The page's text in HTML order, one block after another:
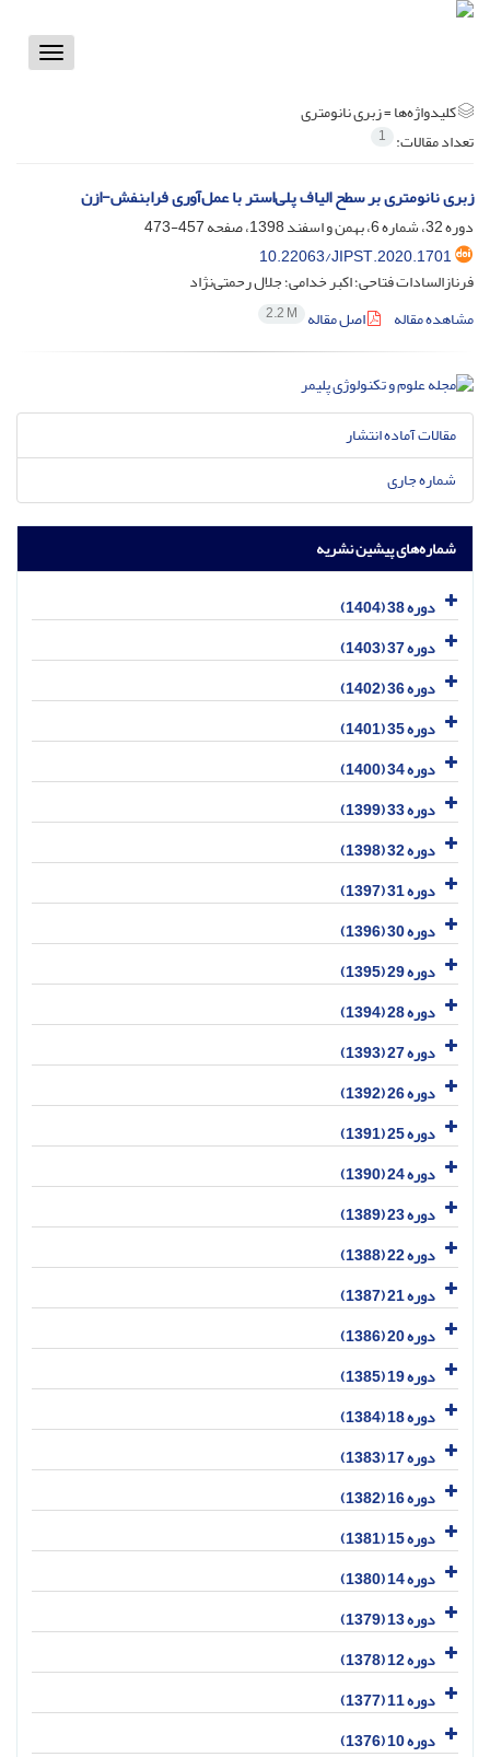
Toggle
کلیدواژه‌ها =زبری نانومتری
تعداد مقالات: 1
زبری نانومتری بر سطح الیاف پلی‌استر با عمل‌آوری فرابنفش-ازن
دوره 32، شماره 6، بهمن و اسفند 1398، صفحه
457-473
10.22063/JIPST.2020.1701
فرنازالسادات فتاحی؛ اکبر خدامی؛ جلال رحمتی‌نژاد
مشاهده مقاله
اصل مقاله 2.2 M
مقالات آماده انتشار
شماره جاری
شماره‌های پیشین نشریه
دوره 38 (1404)
دوره 37 (1403)
دوره 36 (1402)
دوره 35 (1401)
دوره 34 (1400)
دوره 33 (1399)
دوره 32 (1398)
دوره 31 (1397)
دوره 30 (1396)
دوره 29 (1395)
دوره 28 (1394)
دوره 27 (1393)
دوره 26 (1392)
دوره 25 (1391)
دوره 24 (1390)
دوره 23 (1389)
دوره 22 (1388)
دوره 21 (1387)
دوره 20 (1386)
دوره 19 (1385)
دوره 18 (1384)
دوره 17 (1383)
دوره 16 (1382)
دوره 15 (1381)
دوره 14 (1380)
دوره 13 (1379)
دوره 12 (1378)
دوره 11 (1377)
دوره 10 (1376)